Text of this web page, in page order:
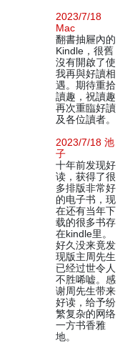
2023/7/18
Mac
翻書抽屜內的
Kindle，很舊
沒有開啟了使
我再與好讀相
遇。期待重拾
讀趣，祝讀趣
再次重臨好讀
及各位讀者。
2023/7/18 池
子
十年前发现好
读，获得了很
多排版非常好
的电子书，现
在还有当年下
载的很多书存
在kindle里。
好久没来竟发
现版主周先生
已经过世令人
不胜唏嘘。感
谢周先生带来
好读，给予纷
繁复杂的网络
一方书香雅
地。